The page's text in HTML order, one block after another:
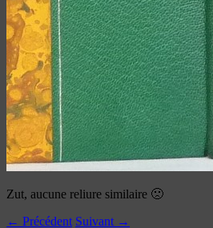
Zut, aucune reliure similaire 🙁
← Précédent Suivant →